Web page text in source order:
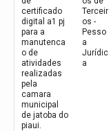
certificado
digital a1 pj
para a
manutenca
o de
atividades
realizadas
pela
camara
municipal
de jatoba do
piaui.
Terceir
os -
Pesso
a
Jurídic
a